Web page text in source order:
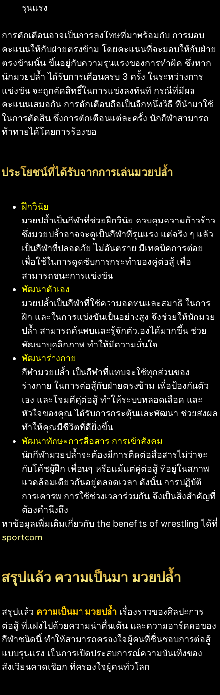
รุนแรง
การตักเตือนอาจเป็นการลงโทษที่มาพร้อมกับ การมอบ
คะแนนให้กับฝ่ายตรงข้าม โดยคะแนนที่จะมอบให้กับฝ่าย
ตรงข้ามนั้น ขึ้นอยู่กับความรุนแรงของการทำผิด ซึ่งหาก
นักมวยปล้ำ ได้รับการเตือนครบ 3 ครั้ง ในระหว่างการ
แข่งขัน จะถูกตัดสิทธิ์ในการแข่งลงทันที กรณีที่มีผล
คะแนนเสมอกัน การตักเตือนถือเป็นอีกหนึ่งวิธี ที่นำมาใช้
ในการตัดสิน ซึ่งการตักเตือนแต่ละครั้ง นักกีฬาสามารถ
ท้าทายได้โดยการร้องขอ
ประโยชน์ที่ได้รับจากการเล่นมวยปล้ำ
ฝึกวินัย
มวยปล้ำเป็นกีฬาที่ช่วยฝึกวินัย ควบคุมความก้าวร้าว
ซึ่งมวยปล้ำอาจจะดูเป็นกีฬาที่รุนแรง แต่จริง ๆ แล้ว
เป็นกีฬาที่ปลอดภัย ไม่อันตราย มีเทคนิคการต่อย
เพื่อใช้ในการดูดซับการกระทำของคู่ต่อสู้ เพื่อ
สามารถชนะการแข่งขัน
พัฒนาตัวเอง
มวยปล้ำเป็นกีฬาที่ใช้ความอดทนและสมาธิ ในการ
ฝึก และในการแข่งขันเป็นอย่างสูง จึงช่วยให้นักมวย
ปล้ำ สามารถค้นพบและรู้จักตัวเองได้มากขึ้น ช่วย
พัฒนาบุคลิกภาพ ทำให้มีความมั่นใจ
พัฒนาร่างกาย
กีฬามวยปล้ำ เป็นกีฬาที่แทบจะใช้ทุกส่วนของ
ร่างกาย ในการต่อสู้กับฝ่ายตรงข้าม เพื่อป้องกันตัว
เอง และโจมตีคู่ต่อสู้ ทำให้ระบบหลอดเลือด และ
หัวใจของคุณ ได้รับการกระตุ้นและพัฒนา ช่วยส่งผล
ทำให้คุณมีชีวิตที่ดียิ่งขึ้น
พัฒนาทักษะการสื่อสาร การเข้าสังคม
นักกีฬามวยปล้ำจะต้องมีการติดต่อสื่อสารไม่ว่าจะ
กับโค้ชผู้ฝึก เพื่อนๆ หรือแม้แต่คู่ต่อสู้ ที่อยู่ในสภาพ
แวดล้อมเดียวกันอยู่ตลอดเวลา ดังนั้น การปฏิบัติ
การเคารพ การใช้ช่วงเวลาร่วมกัน จึงเป็นสิ่งสำคัญที่
ต้องคำนึงถึง
หาข้อมูลเพิ่มเติมเกี่ยวกับ the benefits of wrestling ได้ที่
sportcom
สรุปแล้ว ความเป็นมา มวยปล้ำ
สรุปแล้ว ความเป็นมา มวยปล้ำ เรื่องราวของศิลปะการ
ต่อสู้ ที่แฝงไปด้วยความน่าตื่นเต้น และความฮาร์ดคอของ
กีฬาชนิดนี้ ทำให้สามารถครองใจผู้คนที่ชื่นชอบการต่อสู้
แบบรุนแรง เป็นการเปิดประสบการณ์ความบันเทิงของ
สังเวียนคาดเชือก ที่ครองใจผู้คนทั่วโลก